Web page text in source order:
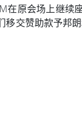
在原会场上继续
移交赞助款予邦